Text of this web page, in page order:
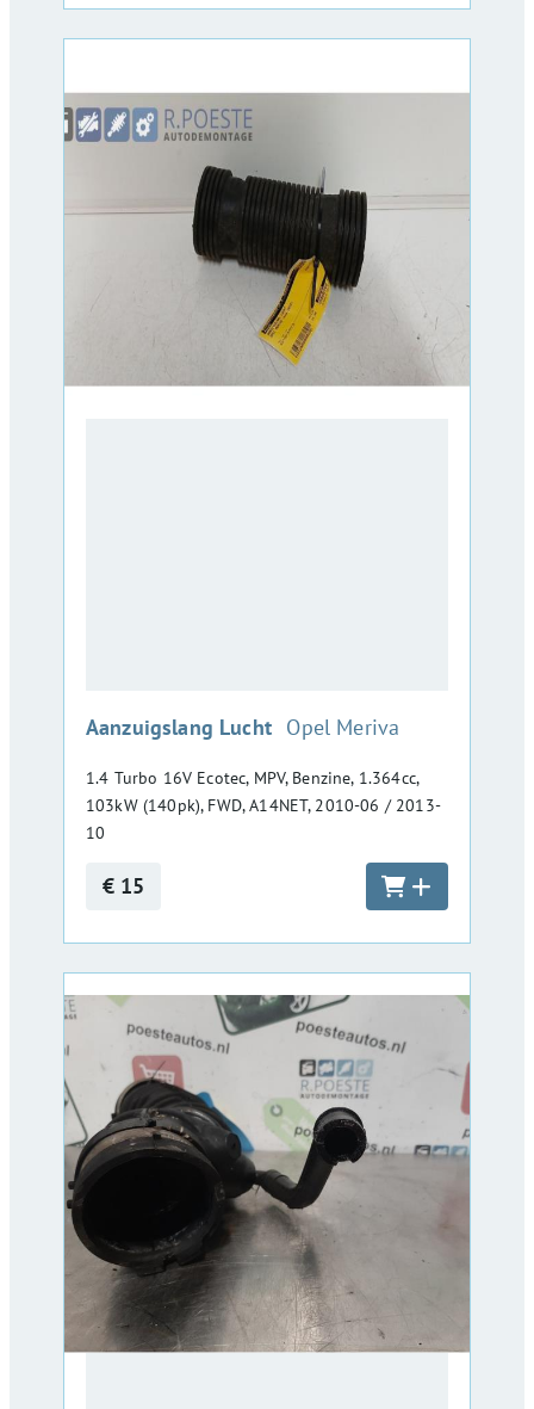
Aanzuigslang Lucht :Opel Meriva
1.4 Turbo 16V Ecotec, MPV, Benzine, 1.364cc,
103kW (140pk), FWD, A14NET, 2010-06 / 2013-
10
€ 15